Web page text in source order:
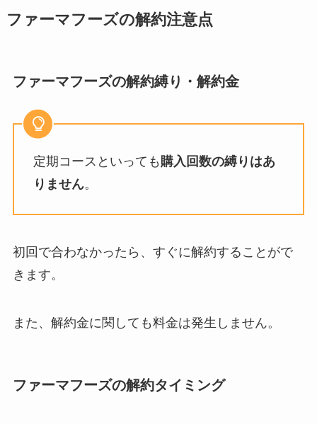
ファーマフーズの解約注意点
ファーマフーズの解約縛り・解約金
定期コースといっても 購入回数の縛りはあ
りません。
初回で合わなかったら、すぐに解約することがで
きます。
また、解約金に関しても料金は発生しません。
ファーマフーズの解約タイミング